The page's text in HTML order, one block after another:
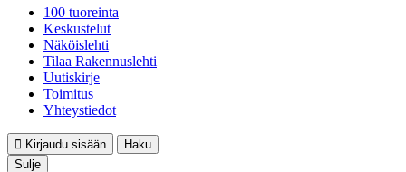
100 tuoreinta
Keskustelut
Näköislehti
Tilaa Rakennuslehti
Uutiskirje
Toimitus
Yhteystiedot
Kirjaudu sisään
Haku
Sulje